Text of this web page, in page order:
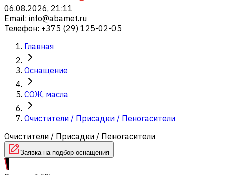
06.08.2026, 21:11
Email: info@abamet.ru
Телефон: +375 (29) 125-02-05
Главная
Оснащение
СОЖ, масла
Очистители / Присадки / Пеногасители
Очистители / Присадки / Пеногасители
Заявка на подбор оснащения